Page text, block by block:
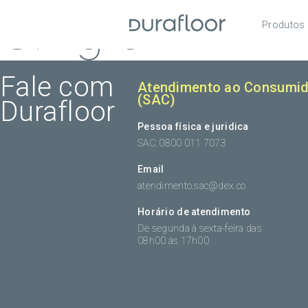
Produtos
Single
Fale com
Durafloor
Atendimento ao
(SAC)
Pessoa física e juridica
SAC: 0800 011 7073
Email
atendimento.sac@dex.co
Horário de atendimento
De segunda à sexta-feira das
08h00 às 17h00